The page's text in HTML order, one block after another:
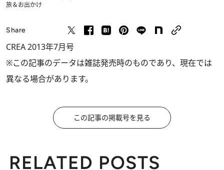
旅＆お出かけ
Share
CREA 2013年7月号
※この記事のデータは雑誌発売時のものであり、現在では
異なる場合があります。
この記事の掲載号を見る
RELATED POSTS